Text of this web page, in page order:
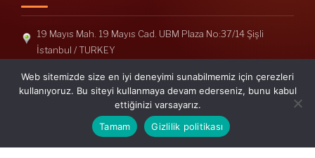
19 Mayıs Mah. 19 Mayıs Cad. UBM Plaza No:37/14 Şişli
İstanbul / TURKEY
Telefon: +90(212) 240 33 39
Telefon: +90(212) 248 19 36
info@erisymm.com
Web sitemizde size en iyi deneyimi sunabilmemiz için çerezleri
kullanıyoruz. Bu siteyi kullanmaya devam ederseniz, bunu kabul
ettiğinizi varsayarız.
Tamam
Gizlilik politikası